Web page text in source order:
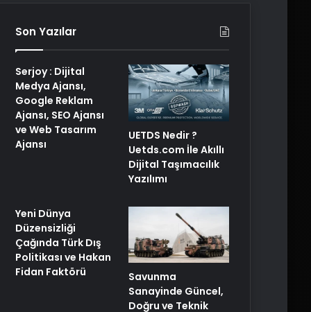
Son Yazılar
Serjoy : Dijital
Medya Ajansı,
Google Reklam
Ajansı, SEO Ajansı
ve Web Tasarım
Ajansı
UETDS Nedir ?
Uetds.com İle Akıllı
Dijital Taşımacılık
Yazılımı
Yeni Dünya
Düzensizliği
Çağında Türk Dış
Politikası ve Hakan
Fidan Faktörü
Savunma
Sanayinde Güncel,
Doğru ve Teknik